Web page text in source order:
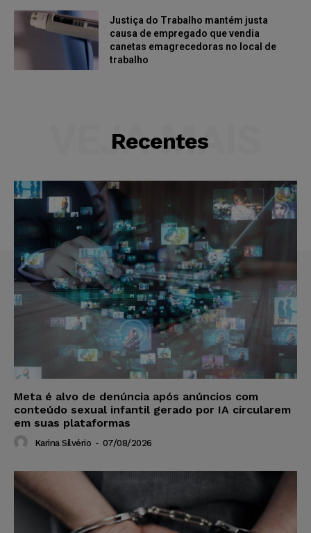
Justiça do Trabalho mantém justa
causa de empregado que vendia
canetas emagrecedoras no local de
trabalho
Recentes
VEJA MAIS
Meta é alvo de denúncia após anúncios com
conteúdo sexual infantil gerado por IA circularem
em suas plataformas
Karina Silvério - 07/08/2026